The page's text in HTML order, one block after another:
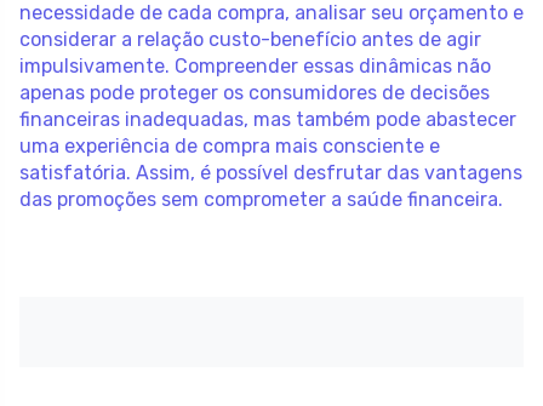
necessidade de cada compra, analisar seu orçamento e
considerar a relação custo-benefício antes de agir
impulsivamente. Compreender essas dinâmicas não
apenas pode proteger os consumidores de decisões
financeiras inadequadas, mas também pode abastecer
uma experiência de compra mais consciente e
satisfatória. Assim, é possível desfrutar das vantagens
das promoções sem comprometer a saúde financeira.